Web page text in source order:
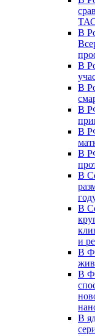
В
В
В
В
В
В
В
В
и
В
В
В